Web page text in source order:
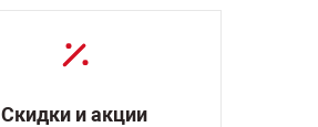
Скидки и акции